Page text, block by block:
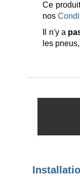
Ce
nos
Il n'y a
les